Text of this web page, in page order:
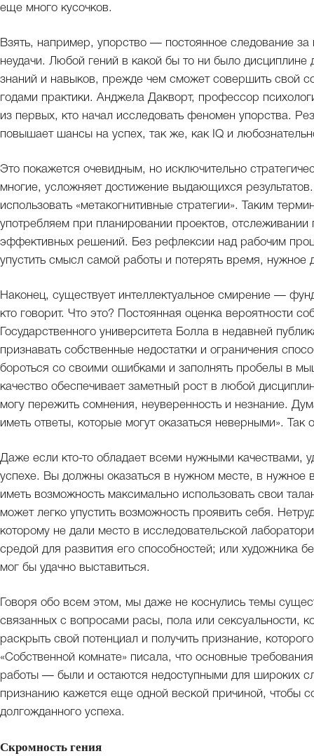
еще много кусочков.
Взять, например, упорство — постоянное следование
неудачи. Любой гений в какой бы то ни было
знаний и навыков, прежде чем сможет совершить свой
годами практики. Анджела Дакворт, профессор
из первых, кто начал исследовать феномен упорства.
повышает шансы на успех, так же, как IQ и
Это покажется очевидным, но исключительно
многие, усложняет достижение выдающихся
использовать «метакогнитивные стратегии». Таким
употребляем при планировании проектов,
эффективных решений. Без рефлексии над рабочим
упустить смысл самой работы и потерять время, нужное
Наконец, существует интеллектуальное смирение —
кто говорит. Что это? Постоянная оценка вероятности
Государственного университета Болла в недавней
признавать собственные недостатки и ограничения
бороться со своими ошибками и заполнять пробелы в
качество обеспечивает заметный рост в любой
могу пережить сомнения, неуверенность и незнание.
иметь ответы, которые могут оказаться неверными».
Даже если кто-то обладает всеми нужными качествами,
успехе. Вы должны оказаться в нужном месте, в
иметь возможность максимально использовать свои
может легко упустить возможность проявить себя.
которому не дали место в исследовательской
средой для развития его способностей; или художника
мог бы удачно выставиться.
Говоря обо всем этом, мы даже не коснулись темы
связанных с вопросами расы, пола или сексуальности,
раскрыть свой потенциал и получить признание,
«Собственной комнате» писала, что основные
работы — были и остаются недоступными для широких
признанию кажется еще одной веской причиной, чтобы
долгожданного успеха.
Скромность гения